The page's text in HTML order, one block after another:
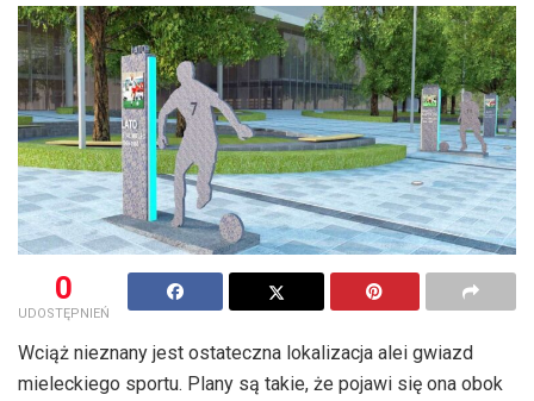
0
UDOSTĘPNIEŃ
Wciąż nieznany jest ostateczna lokalizacja alei gwiazd
mieleckiego sportu. Plany są takie, że pojawi się ona obok